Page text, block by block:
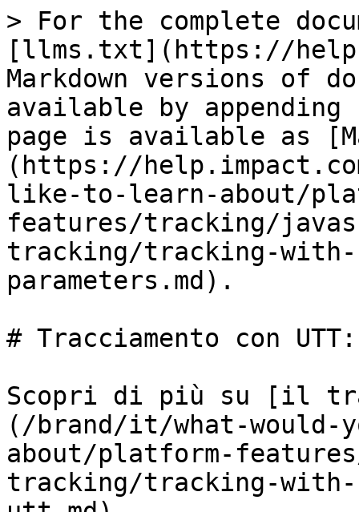
> For the complete documentation index, see [llms.txt](https://help.impact.com/llms.txt). Markdown versions of documentation pages are available by appending `.md` to page URLs; this page is available as [Markdown](https://help.impact.com/brand/it/what-would-you-like-to-learn-about/platform-features/tracking/javascript-tag-tracking/tracking-with-utt-javascript-parameters.md).

# Tracciamento con UTT: parametri JavaScript

Scopri di più su [il tracciamento con UTT](/brand/it/what-would-you-like-to-learn-about/platform-features/tracking/javascript-tag-tracking/tracking-with-universal-tracking-tag-utt.md).

#### Parametri a livello ordine

|                                                                                    |                   |                                                              |                                                                                                                                                                                                                                                                                                                                       |                                    |
| ---------------------------------------------------------------------------------- | ----------------- | ------------------------------------------------------------ | ------------------------------------------------------------------------------------------------------------------------------------------------------------------------------------------------------------------------------------------------------------------------------------------------------------------------------------- | ---------------------------------- |
| **Parametro**                                                                      | **Formato**       | **Obbligatorio**                                             | **Descrizione**                                                                                                                                                                                                                                                                                                                       | **Esempio**                        |
| `orderId`                                                                          | Alfanumerico (64) | Obbligatorio                                                 | L'ID univoco e tracciabile dell'ordine.                                                                                                                                                                                                                                                                                               | OID-12345                          |
| `customProfileId`                                                                  | Stringa (70)      | Consigliato                                                  | Identificatore univoco usato per identificare un visitatore sul tuo sito web (indipendentemente dal fatto che abbia effettuato l'accesso). Esempi comuni includono UUID, cookie anonimi degli utenti e IDFV. Non deve contenere dati che possano identificare direttamente una persona, come indirizzi email o ID utente autenticati. | CPID-1234                          |
| `orderPromoCode`                                                                   | Stringa (64)      | Obbligatorio se stai utilizzando codici promozionali         | Coupon o codice promozionale per l'ordine (passa una stringa vuota se non c'è alcun codice promozionale per questo ordine). Se ne viene utilizzato più di uno, solo uno può essere comunicato a noi.                                                                                                                                  | 10OFF-ROCKET                       |
| `customerId`                                                                       | Alfanumerico (50) | Obbligatorio per le azioni concatenate, opzionale altrimenti | Identificatore cliente univoco assegnato dalla tua piattaforma agli account cliente. Non usare dati personali identificabili per questo campo.                                                                                                                                                                                        | 123424872-AB                       |
| `customerEmail`                                                                    | Stringa (64)      | Opzionale                                                    | Hash SHA1 dell'email del cliente, oppure un'email in testo normale (verrà sottoposta ad hashing dal nostro sistema).                                                                                                                                                                                                                  | <gus@tomail.com>                   |
| `customerStatus`                                                                   |